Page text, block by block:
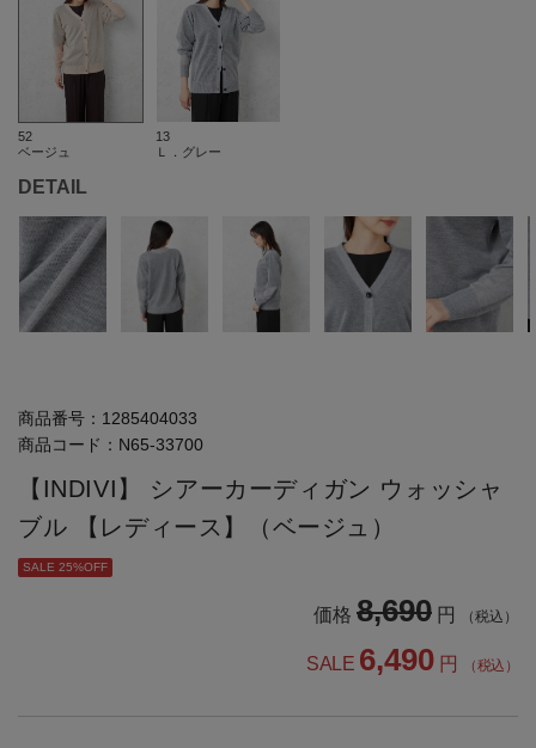
52
ベージュ
13
Ｌ．グレー
DETAIL
商品番号： 1285404033
商品コード： N65-33700
【INDIVI】 シアーカーディガン ウォッシャ
ブル 【レディース】（ベージュ）
SALE 25%OFF
価格 8,690 円 （税込）
SALE 6,490 円 （税込）